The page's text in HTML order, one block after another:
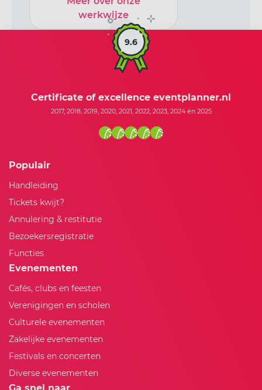
werkwijze
9.6
Certificate of excellence eventplanner.nl
2017, 2018, 2019, 2020, 2021, 2022, 2023, 2024 én 2025
Populair
Handleiding
Tickets kwijt?
Annulering & restitutie
Bezoekersregistratie
Functies
Evenementen
Cafés, clubs en feesten
Verenigingen en scholen
Culturele evenementen
Zakelijke evenementen
Festivals en concerten
Diverse evenementen